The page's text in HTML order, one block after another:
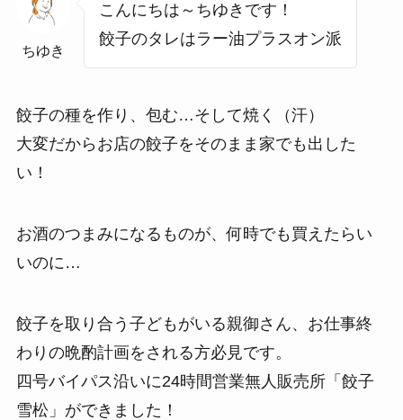
ちゆき
こんにちは～ちゆきです！
餃子のタレはラー油プラスオン派
餃子の種を作り、包む…そして焼く（汗）
大変だからお店の餃子をそのまま家でも出した
い！
お酒のつまみになるものが、何時でも買えたらい
いのに…
餃子を取り合う子どもがいる親御さん、お仕事終
わりの晩酌計画をされる方必見です。
四号バイパス沿いに24時間営業無人販売所「餃子
雪松」ができました！